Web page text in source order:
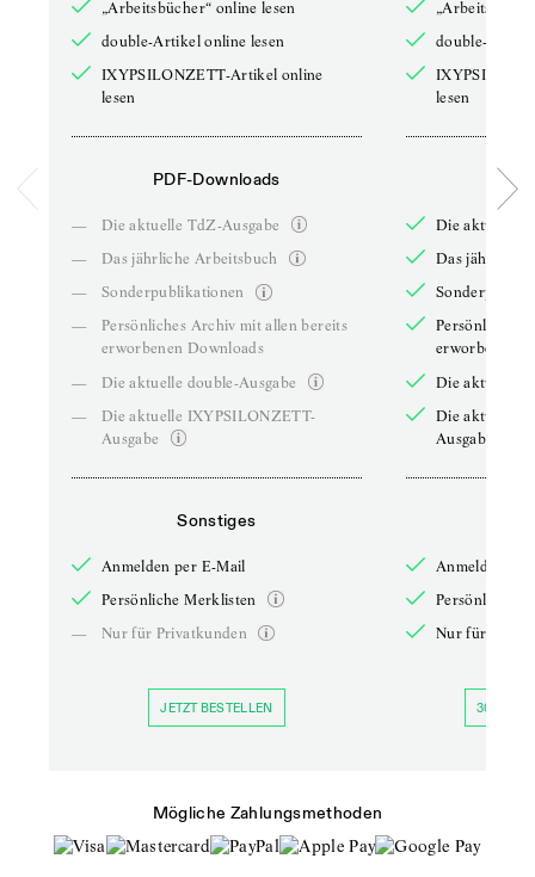
„Arbeitsbücher“ online lesen
double-Artikel online lesen
IXYPSILONZETT-Artikel online
lesen
PDF-Downloads
—
Die aktuelle TdZ-Ausgabe
—
Das jährliche Arbeitsbuch
—
Sonderpublikationen
—
Persönliches Archiv mit allen bereits
erworbenen Downloads
—
Die aktuelle double-Ausgabe
—
Die aktuelle IXYPSILONZETT-
Ausgabe
Sonstiges
Anmelden per E-Mail
Persönliche Merklisten
—
Nur für Privatkunden
JETZT BESTELLEN
double-
lesen
Die aktuelle
Das jährliche
Persönliches
erworbenen
Die aktuelle
Die aktuelle
Ausgabe
Anmelden
Persönliche
Nur für
30 TAGE
Mögliche Zahlungsmethoden